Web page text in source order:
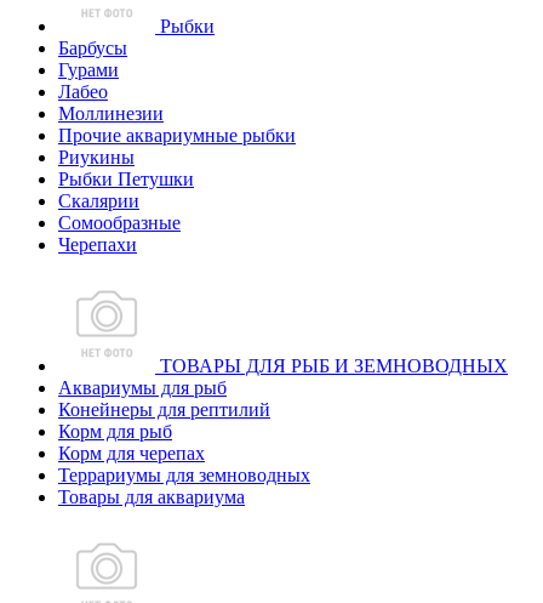
Рыбки
Барбусы
Гурами
Лабео
Моллинезии
Прочие аквариумные рыбки
Риукины
Рыбки Петушки
Скалярии
Сомообразные
Черепахи
ТОВАРЫ ДЛЯ РЫБ И ЗЕМНОВОДНЫХ
Аквариумы для рыб
Конейнеры для рептилий
Корм для рыб
Корм для черепах
Террариумы для земноводных
Товары для аквариума